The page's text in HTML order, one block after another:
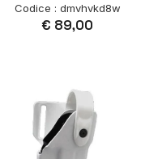
Codice : dmvhvkd8w
€ 89,00